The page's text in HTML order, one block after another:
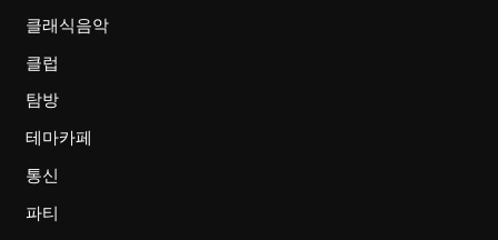
클래식음악
클럽
탐방
테마카페
통신
파티